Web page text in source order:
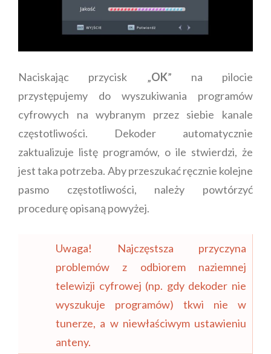
Naciskając przycisk „OK” na pilocie
przystępujemy do wyszukiwania programów
cyfrowych na wybranym przez siebie kanale
częstotliwości. Dekoder automatycznie
zaktualizuje listę programów, o ile stwierdzi, że
jest taka potrzeba. Aby przeszukać ręcznie kolejne
pasmo częstotliwości, należy powtórzyć
procedurę opisaną powyżej.
Uwaga! Najczęstsza przyczyna
problemów z odbiorem naziemnej
telewizji cyfrowej (np. gdy dekoder nie
wyszukuje programów) tkwi nie w
tunerze, a w niewłaściwym ustawieniu
anteny.